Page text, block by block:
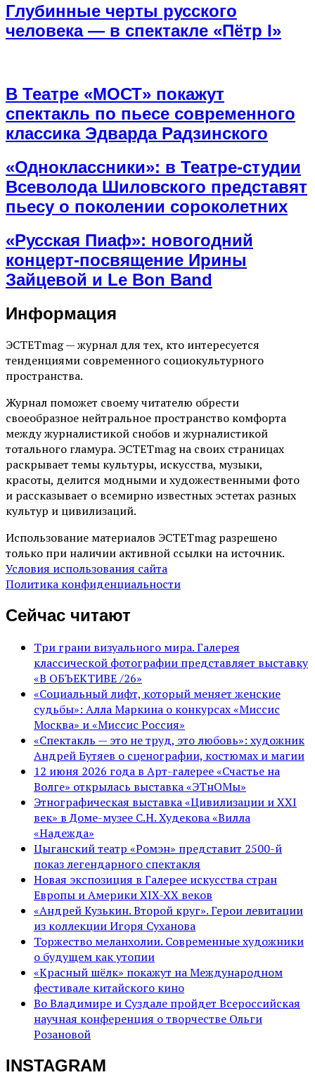
Глубинные черты русского
человека — в спектакле «Пётр I»
В Театре «МОСТ» покажут
спектакль по пьесе современного
классика Эдварда Радзинского
«Одноклассники»: в Театре-студии
Всеволода Шиловского представят
пьесу о поколении сороколетних
«Русская Пиаф»: новогодний
концерт-посвящение Ирины
Зайцевой и Le Bon Band
Информация
ЭСТЕТmag — журнал для тех, кто интересуется
тенденциями современного социокультурного
пространства.
Журнал поможет своему читателю обрести
своеобразное нейтральное пространство комфорта
между журналистикой снобов и журналистикой
тотального гламура. ЭСТЕТmag на своих страницах
раскрывает темы культуры, искусства, музыки,
красоты, делится модными и художественными фото
и рассказывает о всемирно известных эстетах разных
культур и цивилизаций.
Использование материалов ЭСТЕТmag разрешено
только при наличии активной ссылки на источник.
Условия использования сайта
Политика конфиденциальности
Сейчас читают
Три грани визуального мира. Галерея
классической фотографии представляет выставку
«В ОБЪЕКТИВЕ /26»
«Социальный лифт, который меняет женские
судьбы»: Алла Маркина о конкурсах «Миссис
Москва» и «Миссис Россия»
«Спектакль — это не труд, это любовь»: художник
Андрей Бутяев о сценографии, костюмах и магии
12 июня 2026 года в Арт-галерее «Счастье на
Волге» открылась выставка «ЭТнОМы»
Этнографическая выставка «Цивилизации и ХХI
век» в Доме-музее С.Н. Худекова «Вилла
«Надежда»
Цыганский театр «Ромэн» представит 2500-й
показ легендарного спектакля
Новая экспозиция в Галерее искусства стран
Европы и Америки XIX-XX веков
«Андрей Кузькин. Второй круг». Герои левитации
из коллекции Игоря Суханова
Торжество меланхолии. Современные художники
о будущем как утопии
«Красный шёлк» покажут на Международном
фестивале китайского кино
Во Владимире и Суздале пройдет Всероссийская
научная конференция о творчестве Ольги
Розановой
INSTAGRAM